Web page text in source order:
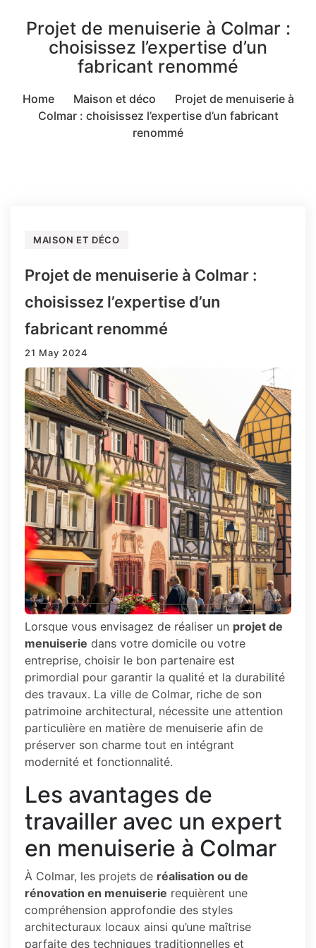
Projet de menuiserie à Colmar :
choisissez l’expertise d’un
fabricant renommé
Home Maison et déco
Projet de menuiserie à
Colmar : choisissez l’expertise d’un fabricant
renommé
MAISON ET DÉCO
Projet de menuiserie à Colmar :
choisissez l’expertise d’un
fabricant renommé
21 May 2024
Lorsque vous envisagez de réaliser un projet de
menuiserie dans votre domicile ou votre
entreprise, choisir le bon partenaire est
primordial pour garantir la qualité et la durabilité
des travaux. La ville de Colmar, riche de son
patrimoine architectural, nécessite une attention
particulière en matière de menuiserie afin de
préserver son charme tout en intégrant
modernité et fonctionnalité.
Les avantages de
travailler avec un expert
en menuiserie à Colmar
À Colmar, les projets de réalisation ou de
rénovation en menuiserie requièrent une
compréhension approfondie des styles
architecturaux locaux ainsi qu’une maîtrise
parfaite des techniques traditionnelles et